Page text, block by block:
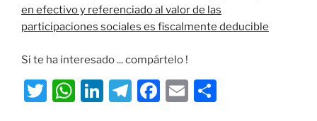
en efectivo y referenciado al valor de las
participaciones sociales es fiscalmente deducible
Si te ha interesado ... compártelo !
T
W Li T
F
E